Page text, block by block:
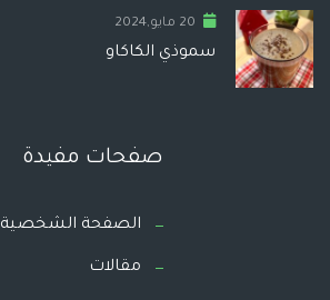
20 مايو,2024
سموذي الكاكاو
صفحات مفيدة
الصفحة الشخصية
مقالات